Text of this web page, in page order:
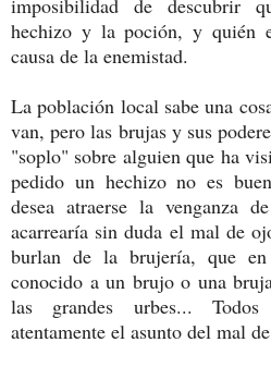
imposibilidad de descubrir
hechizo y la poción, y quién
causa de la enemistad.
La población local sabe una
van, pero las brujas y sus
"soplo" sobre alguien que ha
pedido un hechizo no es
desea atraerse la venganza
acarrearía sin duda el mal de
burlan de la brujería, que
conocido a un brujo o una
las grandes urbes...
atentamente el asunto del mal